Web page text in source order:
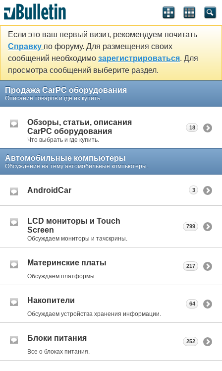
Если это ваш первый визит, рекомендуем почитать
Справку по форуму. Для размещения своих
сообщений необходимо зарегистрироваться. Для
просмотра сообщений выберите раздел.
Продажа CarPC оборудования
Описание товаров и где их купить.
Обзоры, статьи, описания
CarPC оборудования
Что выбрать и где купить.
18
Автомобильные компьютеры
Обсуждение на тему автомобильные компьютеры.
AndroidCar 3
LCD мониторы и Touch
Screen
Обсуждаем мониторы и тачскрины.
799
Материнские платы
Обсуждаем платформы.
217
Накопители
Обсуждаем устройства хранения информации.
64
Блоки питания
Все о блоках питания.
252